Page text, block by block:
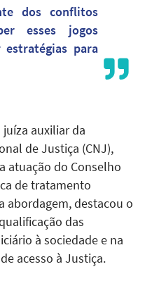
dos conflitos
esses jogos
para
auxiliar da
de Justiça (CNJ),
atuação do Conselho
de tratamento
abordagem, destacou o
das
à sociedade e na
acesso à Justiça.